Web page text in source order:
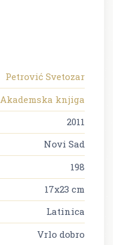
Petrović Svetozar
Akademska knjiga
2011
Novi Sad
198
17x23 cm
Latinica
Vrlo dobro